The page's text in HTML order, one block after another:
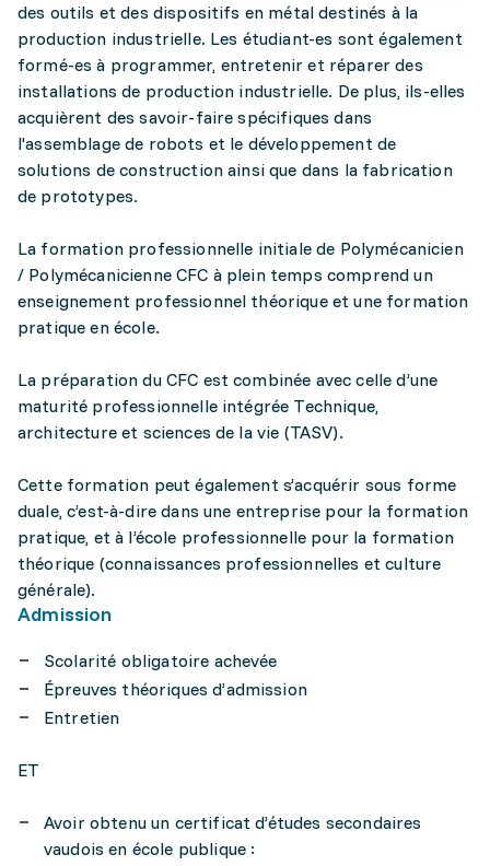
des outils et des dispositifs en métal destinés à la
production industrielle. Les étudiant-es sont également
formé-es à programmer, entretenir et réparer des
installations de production industrielle. De plus, ils-elles
acquièrent des savoir-faire spécifiques dans
l'assemblage de robots et le développement de
solutions de construction ainsi que dans la fabrication
de prototypes.
La formation professionnelle initiale de Polymécanicien
/ Polymécanicienne CFC à plein temps comprend un
enseignement professionnel théorique et une formation
pratique en école.
La préparation du CFC est combinée avec celle d’une
maturité professionnelle intégrée Technique,
architecture et sciences de la vie (TASV).
Cette formation peut également s’acquérir sous forme
duale, c’est-à-dire dans une entreprise pour la formation
pratique, et à l’école professionnelle pour la formation
théorique (connaissances professionnelles et culture
générale).
Admission
Scolarité obligatoire achevée
Épreuves théoriques d’admission
Entretien
ET
Avoir obtenu un certificat d’études secondaires
vaudois en école publique :